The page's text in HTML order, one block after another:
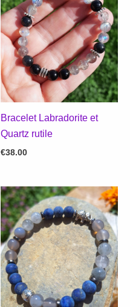
Bracelet Labradorite et
Quartz rutile
€38.00